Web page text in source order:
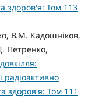
здоров'я: Том 113
В.М. Кадошніков,
Петренко,
радіоактивно
здоров'я: Том 111